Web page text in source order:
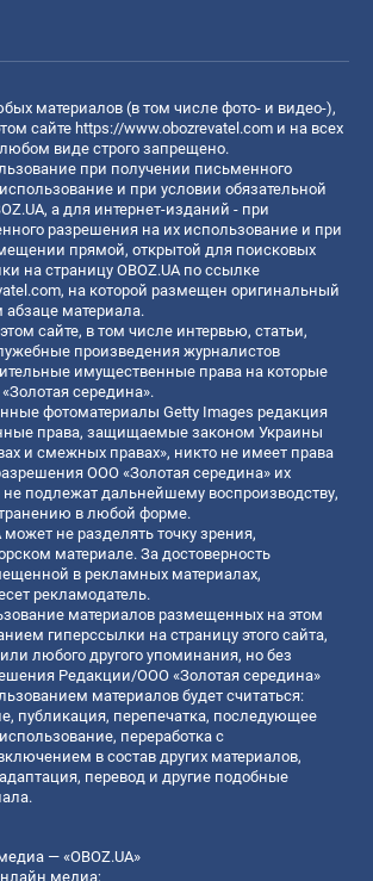
материалов (в том числе фото- и видео-),
сайте https://www.obozrevatel.com и на всех
виде строго запрещено.
при получении письменного
и при условии обязательной
а для интернет-изданий - при
разрешения на их использование и при
прямой, открытой для поисковых
на страницу OBOZ.UA по ссылке
, на которой размещен оригинальный
абзаце материала.
сайте, в том числе интервью, статьи,
произведения журналистов
имущественные права на которые
середина».
фотоматериалы Getty Images редакция
права, защищаемые законом Украины
и смежных правах», никто не имеет права
ООО «Золотая середина» их
не подлежат дальнейшему воспроизводству,
в любой форме.
может не разделять точку зрения,
материале. За достоверность
в рекламных материалах,
рекламодатель.
материалов размещенных на этом
гиперссылки на страницу этого сайта,
или любого другого упоминания, но без
Редакции/ООО «Золотая середина»
материалов будет считаться:
публикация, перепечатка, последующее
переработка с
в состав других материалов,
перевод и другие подобные
— «OBOZ.UA»
медиа;